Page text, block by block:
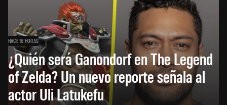
HACE 16 HORAS
¿Quién será Ganondorf en The Legend
of Zelda? Un nuevo reporte señala al
actor Uli Latukefu